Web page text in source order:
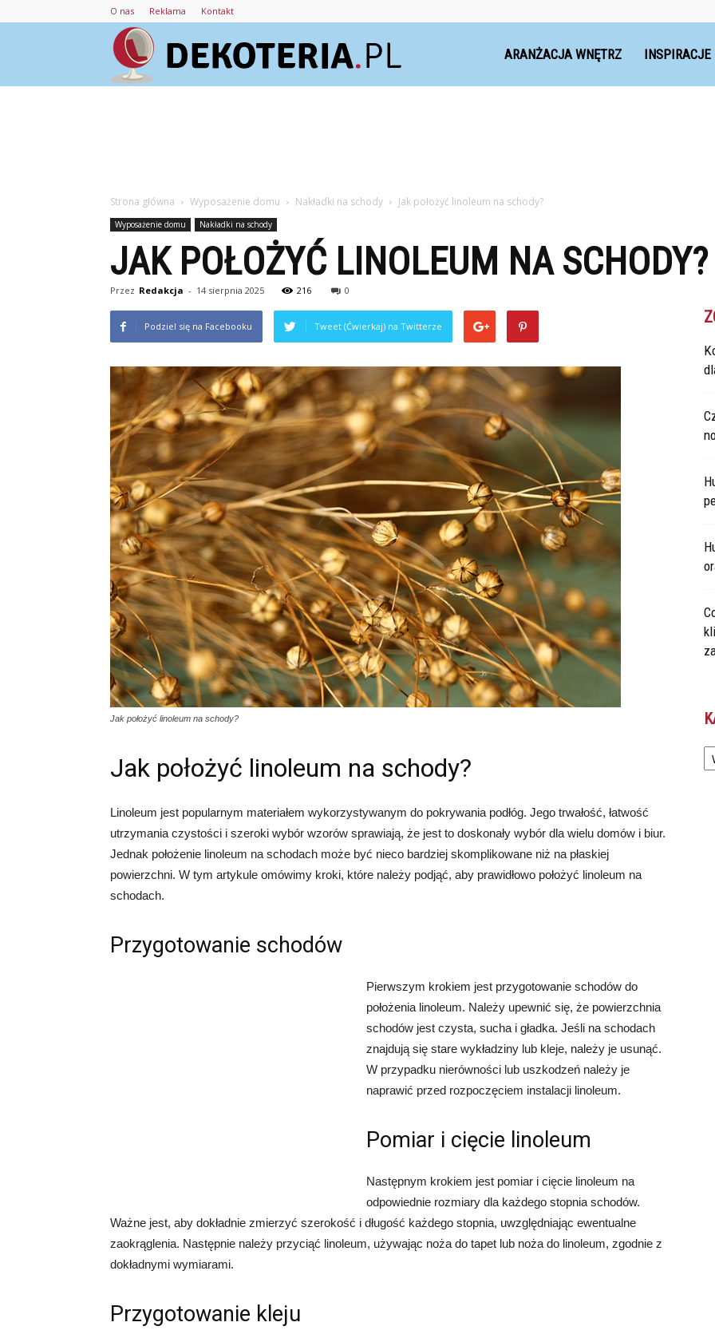
O nas Reklama Kontakt
ARANŻACJA WNĘTRZ INSPIRACJE
Strona główna Wyposażenie domu Nakładki na schody Jak położyć linoleum na schody?
Wyposażenie domu Nakładki na schody
JAK POŁOŻYĆ LINOLEUM NA SCHODY?
Przez Redakcja - 14 sierpnia 2025 216 0
Podziel się na Facebooku Tweet (Ćwierkaj) na Twitterze
Jak położyć linoleum na schody?
Jak położyć linoleum na schody?
Linoleum jest popularnym materiałem wykorzystywanym do pokrywania podłóg. Jego trwałość, łatwość
utrzymania czystości i szeroki wybór wzorów sprawiają, że jest to doskonały wybór dla wielu domów i biur.
Jednak położenie linoleum na schodach może być nieco bardziej skomplikowane niż na płaskiej
powierzchni. W tym artykule omówimy kroki, które należy podjąć, aby prawidłowo położyć linoleum na
schodach.
Przygotowanie schodów
Pierwszym krokiem jest przygotowanie schodów do
położenia linoleum. Należy upewnić się, że powierzchnia
schodów jest czysta, sucha i gładka. Jeśli na schodach
znajdują się stare wykładziny lub kleje, należy je usunąć.
W przypadku nierówności lub uszkodzeń należy je
naprawić przed rozpoczęciem instalacji linoleum.
Pomiar i cięcie linoleum
Następnym krokiem jest pomiar i cięcie linoleum na
odpowiednie rozmiary dla każdego stopnia schodów.
Ważne jest, aby dokładnie zmierzyć szerokość i długość każdego stopnia, uwzględniając ewentualne
zaokrąglenia. Następnie należy przyciąć linoleum, używając noża do tapet lub noża do linoleum, zgodnie z
dokładnymi wymiarami.
Przygotowanie kleju